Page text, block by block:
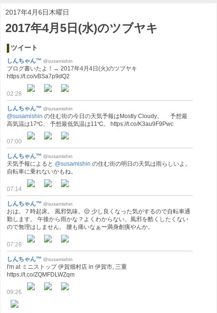
2017年4月6日木曜日
2017年4月5日(水)のツブヤキ
ツイート
しんちゃん™ @susamishin
ブログ書いたよ！→ 2017年4月4日(火)のツブヤキ
https://t.co/vBSa7p9dQ2
02:28
しんちゃん™ @susamishin
@susamishin の住む街の今日の天気予報はMostly Cloudy。 予想最
高気温は17℃、 予想最低気温は11℃。 https://t.co/K3au9F9Pwc
07:00
しんちゃん™ @susamishin
天気予報によると @susamishin の住む街の明日の天気は雨らしいよ。
自転車に乗れないかもね。
07:14
しんちゃん™ @susamishin
おは。７時起床。 風邪気味。😒 少し良くなった気がするので自転車通
勤します。 午後から雨かな？よくわからない。風邪を酷くしたくない
ので無理はしません。 腰も痛いなぁー満身創痍やんか。
07:28
しんちゃん™ @susamishin
I'm at ミニストップ 伊賀畑村店 in 伊賀市, 三重
https://t.co/ZQMFDLWZqm
09:26